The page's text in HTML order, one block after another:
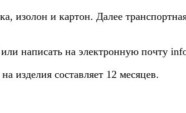
изолон и картон. Далее
или написать на электронную почту
изделия составляет 12 месяцев.